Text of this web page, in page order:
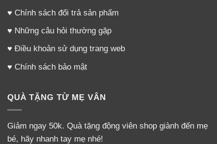
♥ Chính sách đổi trả sản phẩm
♥ Những câu hỏi thường gặp
♥ Điều khoản sử dụng trang web
♥ Chính sách bảo mật
QUÀ TẶNG TỪ MẸ VÂN
Giảm ngay 50k. Quà tặng động viên shop giành đến mẹ
bé, hãy nhanh tay mẹ nhé!